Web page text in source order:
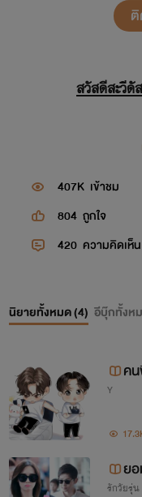
สวัสดีสะวี
ความเป็นมาของ
ตือเพื่อนของปี้มันชอบ
บังคับปี้อ่านจนตอนนี้ก
ปี้ไปเผาเพราะปี้อ่านแ
ก็แอบซื้อมาอ่านตลอด
ปีที่แล้วปี้ได้เข้ามาอ่า
ชอบ55555ก็อ่านมาได้
อะไรก็เขียนและทุ
ปี้เป็นคนเพื่อนน้
กิจกรรมมีทุกเรื่อง
407K เข้าชม
804 ถูกใจ
420 ความคิดเห็น
นิยายทั้งหมด (4) อีบุ๊กทั้งห
ค
Y
ย
รักวัยรุ่น